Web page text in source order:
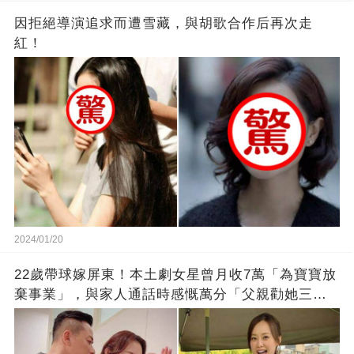
因拒絕導演追求而遭雪藏，與胡歌合作后再次走
紅！
2024/01/20
22歲帶球嫁屏東！本土劇女星曾月收7萬「為寶寶放
棄事業」，與家人通話時感慨萬分「父親勸她三
思」：只有過一次眼淚